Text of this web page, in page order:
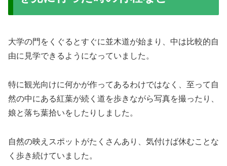
大学の門をくぐるとすぐに並木道が始まり、中は比較的自
由に見学できるようになっていました。
特に観光向けに何かが作ってあるわけではなく、至って自
然の中にある紅葉が続く道を歩きながら写真を撮ったり、
娘と落ち葉拾いをしたりしました。
自然の映えスポットがたくさんあり、気付けば休むことな
く歩き続けていました。